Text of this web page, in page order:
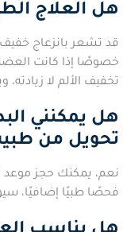
هل العلاج
قد تشعر بانزعاج خفيف
خصوصًا إذا كانت
تخفيف الألم لا
هل يمكنني
تحويل من
نعم، يمكنك حجز موعد
فحصًا طبيًا إضافيًا،